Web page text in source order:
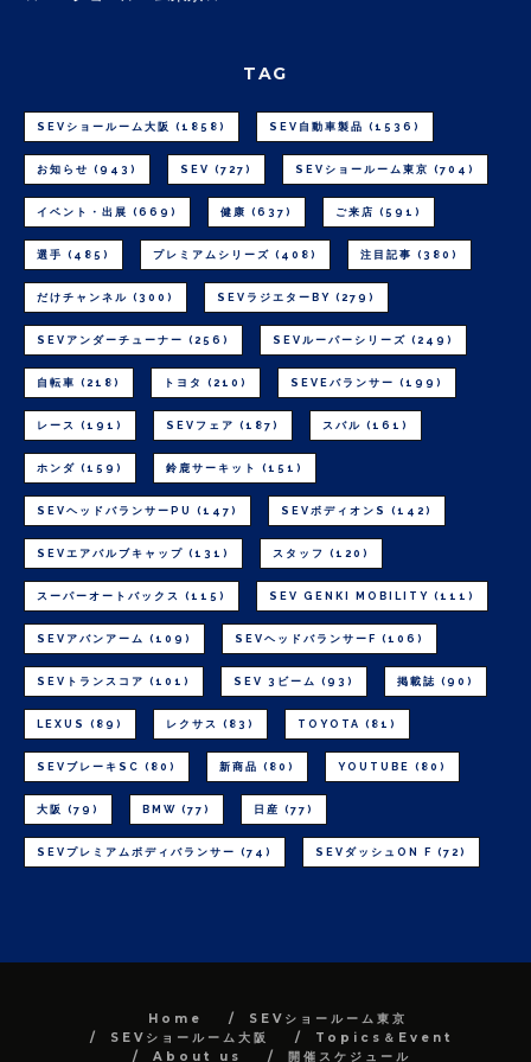
TAG
SEVショールーム大阪 (1858) SEV自動車製品 (1536)
お知らせ (943) SEV (727) SEVショールーム東京 (704)
イベント・出展 (669) 健康 (637) ご来店 (591)
選手 (485) プレミアムシリーズ (408) 注目記事 (380)
だけチャンネル (300) SEVラジエターBY (279)
SEVアンダーチューナー (256) SEVルーパーシリーズ (249)
自転車 (218) トヨタ (210) SEVEバランサー (199)
レース (191) SEVフェア (187) スバル (161)
ホンダ (159) 鈴鹿サーキット (151)
SEVヘッドバランサーPU (147) SEVボディオンS (142)
SEVエアバルブキャップ (131) スタッフ (120)
スーパーオートバックス (115) SEV GENKI MOBILITY (111)
SEVアバンアーム (109) SEVヘッドバランサーF (106)
SEVトランスコア (101) SEV 3ビーム (93) 掲載誌 (90)
LEXUS (89) レクサス (83) TOYOTA (81)
SEVブレーキSC (80) 新商品 (80) YOUTUBE (80)
大阪 (79) BMW (77) 日産 (77)
SEVプレミアムボディバランサー (74) SEVダッシュON F (72)
Home
SEVショールーム東京
SEVショールーム大阪
Topics＆Event
About us
開催スケジュール